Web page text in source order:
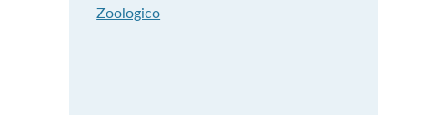
Zoologico